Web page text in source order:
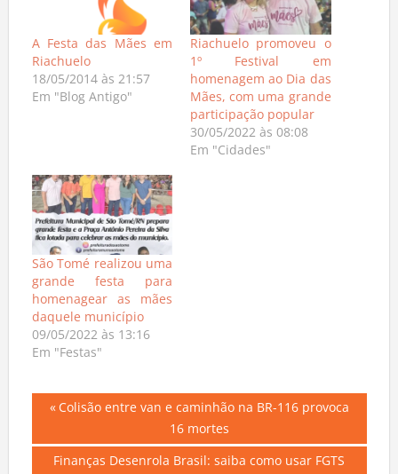
A Festa das Mães em
Riachuelo
18/05/2014 às 21:57
Em "Blog Antigo"
Riachuelo promoveu o
1º Festival em
homenagem ao Dia das
Mães, com uma grande
participação popular
30/05/2022 às 08:08
Em "Cidades"
São Tomé realizou uma
grande festa para
homenagear as mães
daquele município
09/05/2022 às 13:16
Em "Festas"
Navegação
de
Previous
Colisão entre van e caminhão na BR-116 provoca
16 mortes
Next
Finanças Desenrola Brasil: saiba como usar FGTS